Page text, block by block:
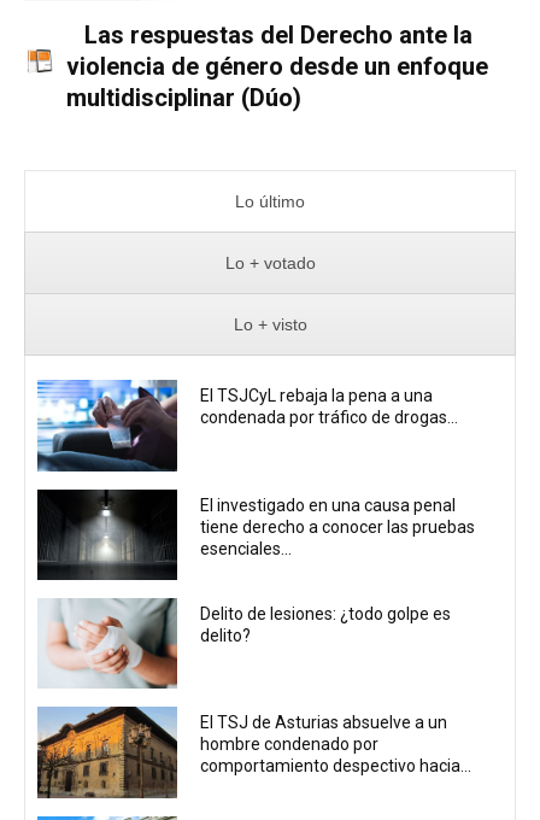
Las respuestas del Derecho ante la
violencia de género desde un enfoque
multidisciplinar (Dúo)
Lo último
Lo + votado
Lo + visto
El TSJCyL rebaja la pena a una
condenada por tráfico de drogas...
El investigado en una causa penal
tiene derecho a conocer las pruebas
esenciales...
Delito de lesiones: ¿todo golpe es
delito?
El TSJ de Asturias absuelve a un
hombre condenado por
comportamiento despectivo hacia...